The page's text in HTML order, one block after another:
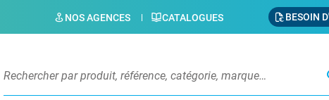
NOS AGENCES CATALOGUES BESOIN